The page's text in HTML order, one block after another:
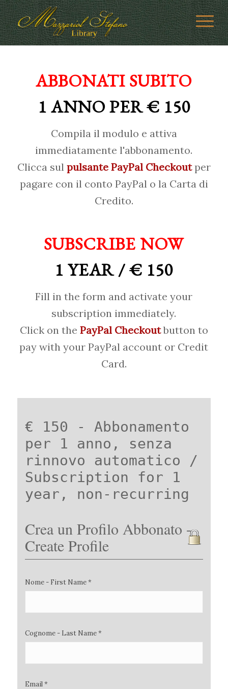
ABBONATI SUBITO
1 ANNO PER € 150
Compila il modulo e attiva
immediatamente l'abbonamento.
Clicca sul pulsante PayPal Checkoutper
pagare con il conto PayPal o la Carta di
Credito.
SUBSCRIBE NOW
1 YEAR / € 150
Fill in the form and activate your
subscription immediately.
Click on the PayPal Checkoutbutton to
pay with your PayPal account or Credit
Card.
€ 150 - Abbonamento
per 1 anno, senza
rinnovo automatico /
Subscription for 1
year, non-recurring
Crea un Profilo Abbonato -
Create Profile
Nome - First Name *
Cognome - Last Name *
Email *